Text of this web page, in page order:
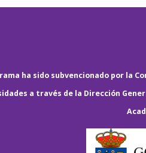
ha sido subvencionado por la
a través de la Dirección